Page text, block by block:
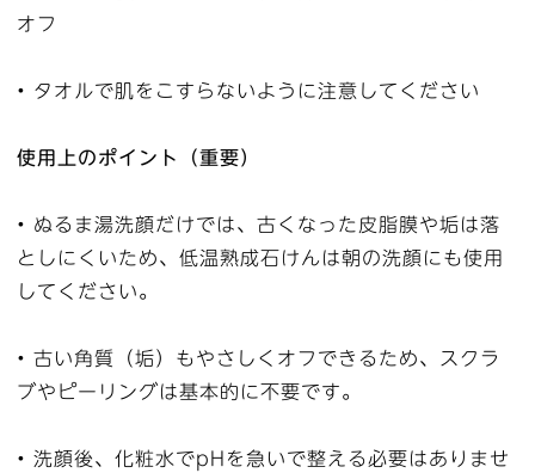
オフ
• タオルで肌をこすらないように注意してください
使用上のポイント（重要）
• ぬるま湯洗顔だけでは、古くなった皮脂膜や垢は落
としにくいため、低温熟成石けんは朝の洗顔にも使用
してください。
• 古い角質（垢）もやさしくオフできるため、スクラ
ブやピーリングは基本的に不要です。
• 洗顔後、化粧水でpHを急いで整える必要はありませ